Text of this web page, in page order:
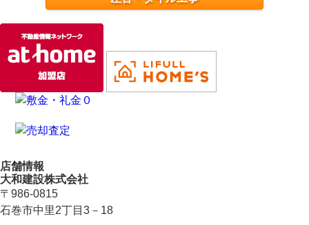
店舗情報
大和建設株式会社
〒986-0815
石巻市中里2丁目3－18